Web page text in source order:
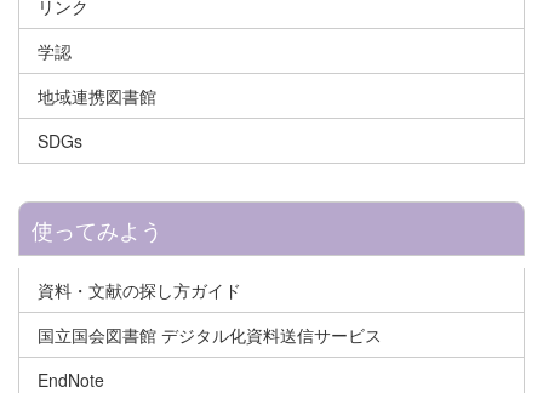
リンク
学認
地域連携図書館
SDGs
使ってみよう
資料・文献の探し方ガイド
国立国会図書館 デジタル化資料送信サービス
EndNote